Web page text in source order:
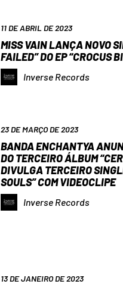
11 DE ABRIL DE 2023
MISS VAIN LANÇA NOVO
FAILED” DO EP “CROCUS
Inverse Records
23 DE MARÇO DE 2023
BANDA ENCHANTYA
DO TERCEIRO ÁLBUM
DIVULGA TERCEIRO
SOULS” COM VIDEOCLIPE
Inverse Records
13 DE JANEIRO DE 2023